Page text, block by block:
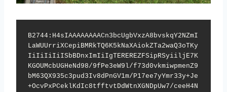
B2744:H4sIAAAAAAAACn3bcUgbVxzA8bvskqY2NZmI
LaWUUrriXCepiBMRkTQ6K5kNaXAiokZTa2waQ3oTKy
IiIiIiIiISbBDnxImIiIgTEREREZFSipRSyiiljE7K
KGOUMcbUGHeNd98/9fPe3eW9l/f73d0vkmiwpmenZ9
bM63QX935c3pud3Iv8dPnGV1m/P17ee7yYmr33y+Je
+OcvPxPCeklKdIc8tfftvtDdWtnXGNDpUw7/ceeH4N